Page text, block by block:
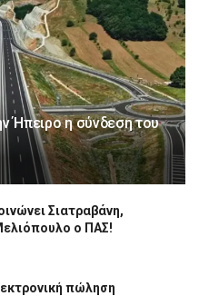
Ήπειρο η σύνδεση του
Σιατραβάνη,
ο ΠΑΣ!
πώληση